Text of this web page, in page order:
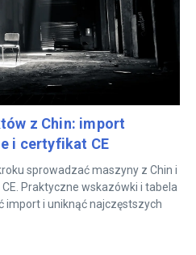
z Chin: import
i certyfikat CE
sprowadzać maszyny z Chin i
Praktyczne wskazówki i tabela
import i uniknąć najczęstszych